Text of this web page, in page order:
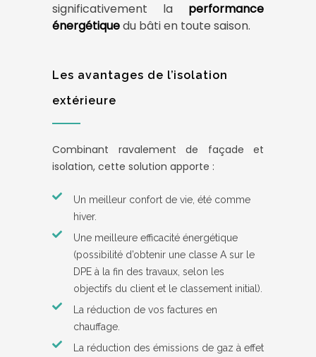
significativement la performance
énergétiquedu bâti en toute saison.
Les avantages de l’isolation
extérieure
Combinant ravalement de façade et
isolation, cette solution apporte :
Un meilleur confort de vie, été comme
hiver.
Une meilleure efficacité énergétique
(possibilité d’obtenir une classe A sur le
DPE à la fin des travaux, selon les
objectifs du client et le classement initial).
La réduction de vos factures en
chauffage.
La réduction des émissions de gaz à effet